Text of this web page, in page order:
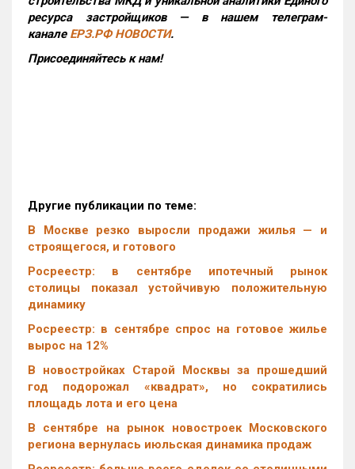
ресурса застройщиков — в нашем телеграм-
канале ЕРЗ.РФ НОВОСТИ.
Присоединяйтесь к нам!
Другие публикации по теме:
В Москве резко выросли продажи жилья — и
строящегося, и готового
Росреестр: в сентябре ипотечный рынок
столицы показал устойчивую положительную
динамику
Росреестр: в сентябре спрос на готовое жилье
вырос на 12%
В новостройках Старой Москвы за прошедший
год подорожал «квадрат», но сократились
площадь лота и его цена
В сентябре на рынок новостроек Московского
региона вернулась июльская динамика продаж